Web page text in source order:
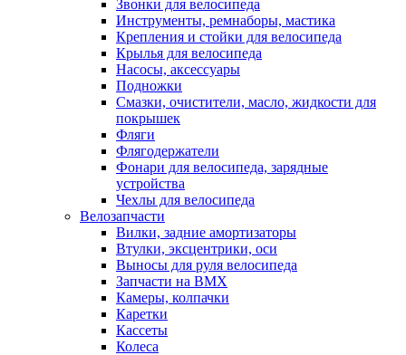
Звонки для велосипеда
Инструменты, ремнаборы, мастика
Крепления и стойки для велосипеда
Крылья для велосипеда
Насосы, аксессуары
Подножки
Смазки, очистители, масло, жидкости для
покрышек
Фляги
Флягодержатели
Фонари для велосипеда, зарядные
устройства
Чехлы для велосипеда
Велозапчасти
Вилки, задние амортизаторы
Втулки, эксцентрики, оси
Выносы для руля велосипеда
Запчасти на BMX
Камеры, колпачки
Каретки
Кассеты
Колеса